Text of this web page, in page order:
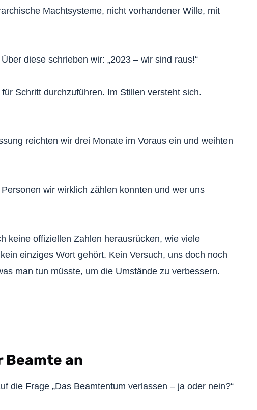
Machtsysteme, nicht vorhandener Wille, mit
diese schrieben wir: „2023 – wir sind raus!“
Schritt durchzuführen. Im Stillen versteht sich.
reichten wir drei Monate im Voraus ein und weihten
wir wirklich zählen konnten und wer uns
keine offiziellen Zahlen herausrücken, wie viele
einziges Wort gehört. Kein Versuch, uns doch noch
man tun müsste, um die Umstände zu verbessern.
an
die Frage „Das Beamtentum verlassen – ja oder nein?“